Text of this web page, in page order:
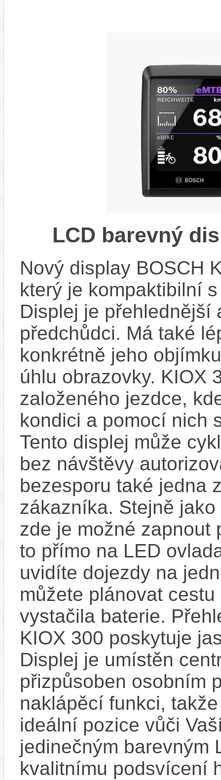
LCD barevný
Nový display BOSCH
který je kompaktibilní
Displej je přehlednější
předchůdci. Má také
konkrétně jeho
úhlu obrazovky. KIOX
založeného jezdce,
kondici a pomocí nich
Tento displej může
bez návštěvy
bezesporu také jedna
zákazníka. Stejně
zde je možné zapnout
to přímo na LED
uvidíte dojezdy na
můžete plánovat
vystačila baterie.
KIOX 300 poskytuje
Displej je umístěn
přizpůsoben osobním
naklápěcí funkci,
ideální pozice vůči
jedinečným barevným
kvalitnímu podsvícení